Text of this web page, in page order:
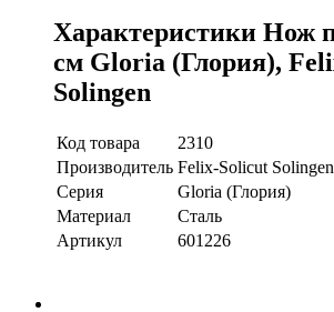
Характеристики Нож
см Gloria (Глория),
Solingen
Код товара
2310
Производитель Felix-Solicut Solingen
Серия
Gloria (Глория)
Материал
Сталь
Артикул
601226